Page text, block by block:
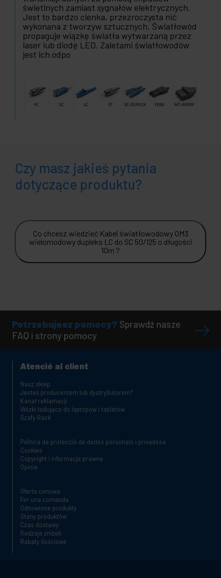
świetlnych zamiast sygnałów elektrycznych.
Jest to bardzo cienka, przezroczysta nić
wykonana z tworzyw sztucznych. Światłowód
propaguje wiązkę światła wytwarzaną przez
laser lub diodę LED. Zaletami światłowodów
jest ich odpo
Czy masz jakieś pytania
dotyczące produktu?
Co chcesz wiedzieć Kabel światłowodowy OM3
wielomodowy dupleks LC do SC 50/125 o długości
10m ?
Potrzebujesz pomocy? Sprawdź nasze
FAQ i strony pomocy
Atenció al client
Nasz sklep
Jesteś producentem lub dystrybutorem?
Kanał reklamacji
Wózki ładujące do laptopów i tabletów
Szafy Rack
Política de protecció de dades personals i privadesa
Cookies
Copyright i informacje prawne
Opinie
Oferta cenowa
Fer una comanda
Odnowione produkty
Stany produktów
Czas dostawy
Rodzaje zniżek
Rabaty ilościowe